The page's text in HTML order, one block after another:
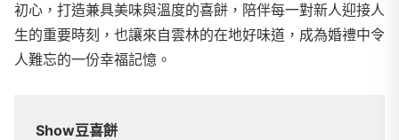
初心，打造兼具美味與溫度的喜餅，陪伴每一對新人迎接人
生的重要時刻，也讓來自雲林的在地好味道，成為婚禮中令
人難忘的一份幸福記憶。
Show豆喜餅